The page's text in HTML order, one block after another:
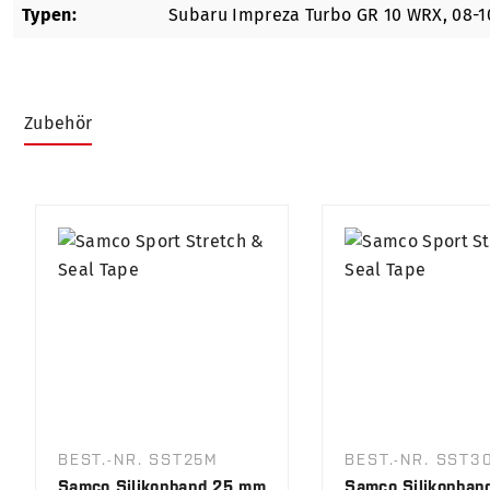
Typen: Subaru Impreza Turbo GR 10 WRX, 08-
Zubehör
BEST.-NR. SST25M BEST.-NR.